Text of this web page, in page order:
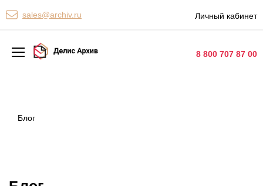
sales@archiv.ru Личный кабинет
8 800 707 87 00
Персональные сервисы
Хранение документов
Цифровые услуги
Блог